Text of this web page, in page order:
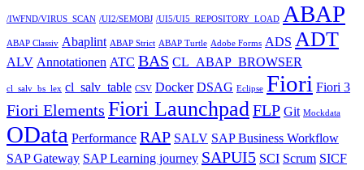
/IWFND/VIRUS_SCAN /UI2/SEMOBJ /UI5/UI5_REPOSITORY_LOAD ABAP
ABAP Classiv Abaplint ABAP Strict ABAP Turtle Adobe Forms ADS ADT
ALV Annotationen ATC BAS CL_ABAP_BROWSER
cl_salv_bs_lex cl_salv_table CSV Docker DSAG Eclipse Fiori Fiori 3
Fiori Elements Fiori LaunchpadFLP Git Mockdata
OData Performance RAP SALV SAP Business Workflow
SAP Gateway SAP Learning journey SAPUI5 SCI Scrum SICF